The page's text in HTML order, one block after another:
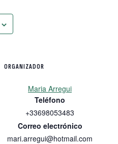
ORGANIZADOR
Maria Arregui
Teléfono
+33698053483
Correo electrónico
mari.arregui@hotmail.com